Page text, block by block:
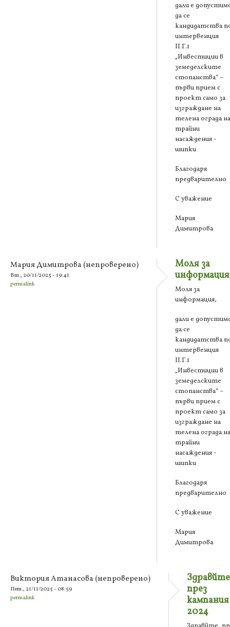
дали е
да се
кандидатства
интервенция
ІІ.Г.1
„Инвестиции в
земеделските
стопанства“ –
първи прием с
проект само за
изграждане на
телена ограда на
трайни
насаждения -
шипки
Благодаря
предварително
С уважение
Мария
Димитрова
Мария Димитрова (непроверено)
Вт., 20/11/2025 - 19:41
permalink
Моля за
Моля за
информация,
дали е
да се
кандидатства
интервенция
ІІ.Г.1
„Инвестиции в
земеделските
стопанства“ –
първи прием с
проект само за
изграждане на
телена ограда на
трайни
насаждения -
шипки
Благодаря
предварително
С уважение
Мария
Димитрова
Виктория Атанасова (непроверено)
Пет., 21/11/2025 - 08:59
permalink
през
кампания
2024